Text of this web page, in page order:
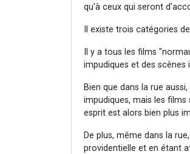
qu'à ceux qui seront
Il existe trois catégories
Il y a tous les films
impudiques et des scènes
Bien que dans la rue
impudiques, mais les
esprit est alors bien plus
De plus, même dans la
providentielle et en étant